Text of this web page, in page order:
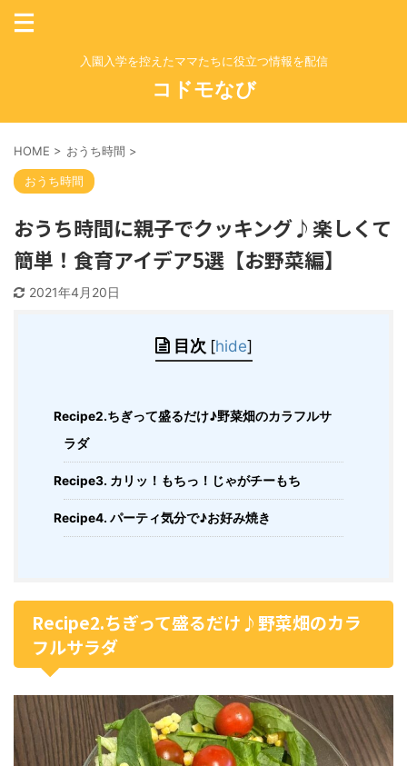
入園入学を控えたママたちに役立つ情報を配信
コドモなび
HOME > おうち時間 >
おうち時間
おうち時間に親子でクッキング♪楽しくて
簡単！食育アイデア5選【お野菜編】
2021年4月20日
目次 [hide]
Recipe2.ちぎって盛るだけ♪野菜畑のカラフルサ
ラダ
Recipe3. カリッ！もちっ！じゃがチーもち
Recipe4. パーティ気分で♪お好み焼き
Recipe2.ちぎって盛るだけ♪野菜畑のカラ
フルサラダ